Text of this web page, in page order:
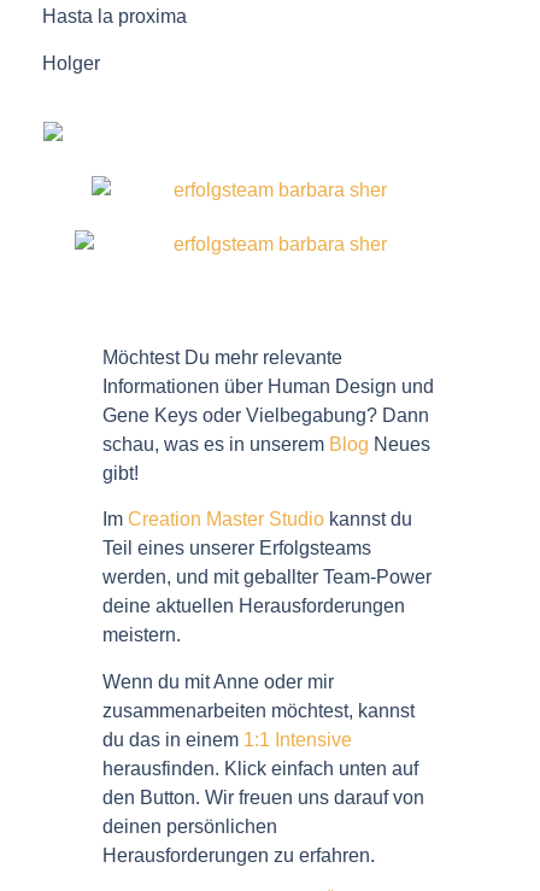
Hasta la proxima
Holger
Möchtest Du mehr relevante
Informationen über Human Design und
Gene Keys oder Vielbegabung? Dann
schau, was es in unserem Blog Neues
gibt!
Im Creation Master Studio kannst du
Teil eines unserer Erfolgsteams
werden, und mit geballter Team-Power
deine aktuellen Herausforderungen
meistern.
Wenn du mit Anne oder mir
zusammenarbeiten möchtest, kannst
du das in einem 1:1 Intensive
herausfinden. Klick einfach unten auf
den Button. Wir freuen uns darauf von
deinen persönlichen
Herausforderungen zu erfahren.